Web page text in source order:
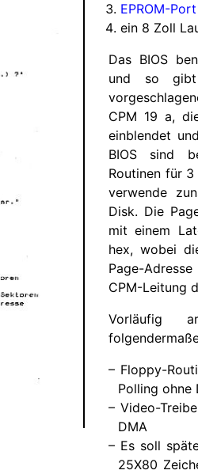
EPROM-Port
ein 8 Zoll
Das BIOS
und so
CPM 19 a,
einblendet
BIOS sind
Routinen für
verwende
Disk. Die
mit einem
hex, wobei
Page-
CPM-Leitung
Vorläufig
Floppy-
Polling ohne
Video-
DMA
Es soll
25X80